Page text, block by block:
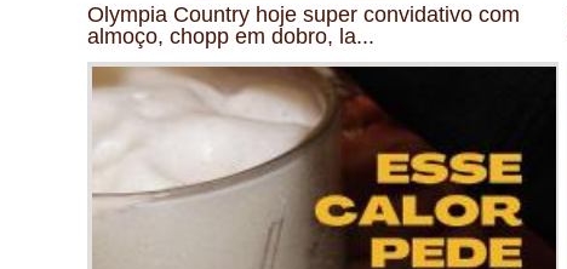
Olympia Country hoje super convidativo com
almoço, chopp em dobro, la...